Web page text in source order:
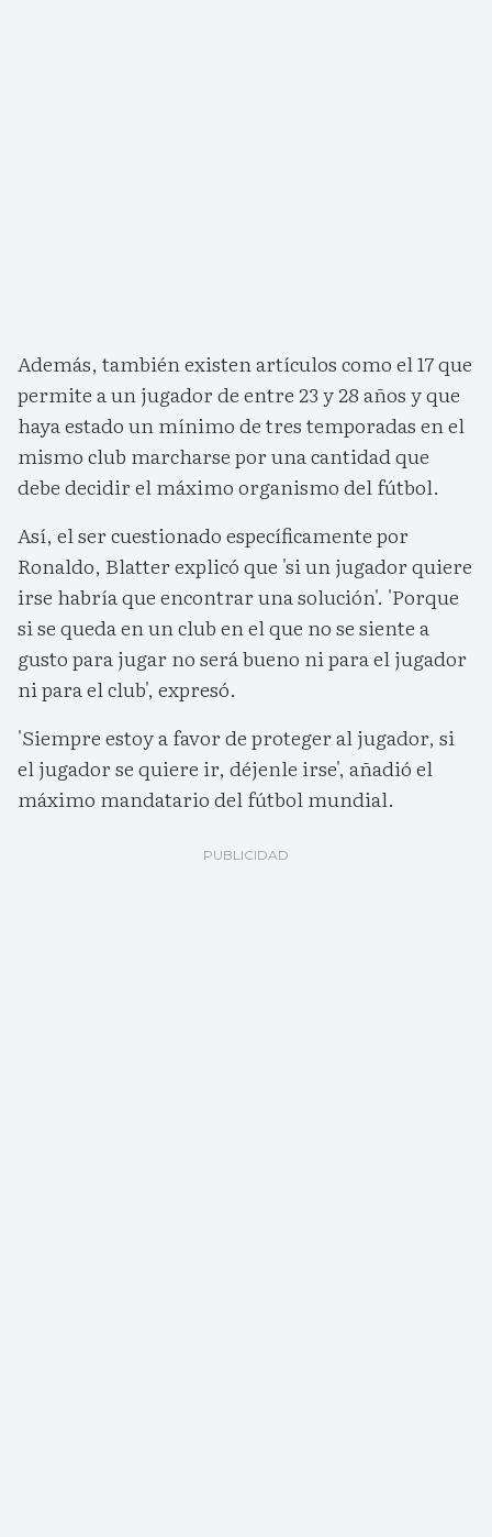
Además, también existen artículos como el 17 que
permite a un jugador de entre 23 y 28 años y que
haya estado un mínimo de tres temporadas en el
mismo club marcharse por una cantidad que
debe decidir el máximo organismo del fútbol.
Así, el ser cuestionado específicamente por
Ronaldo, Blatter explicó que 'si un jugador quiere
irse habría que encontrar una solución'. 'Porque
si se queda en un club en el que no se siente a
gusto para jugar no será bueno ni para el jugador
ni para el club', expresó.
'Siempre estoy a favor de proteger al jugador, si
el jugador se quiere ir, déjenle irse', añadió el
máximo mandatario del fútbol mundial.